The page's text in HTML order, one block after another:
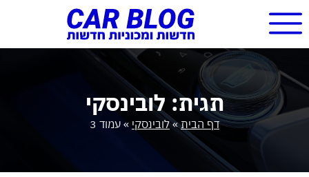
תגית: לובינסקי
דף הבית»לובינסקי » עמוד 3